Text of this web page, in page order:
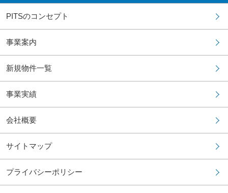
PITSのコンセプト
事業案内
新規物件一覧
事業実績
会社概要
サイトマップ
プライバシーポリシー